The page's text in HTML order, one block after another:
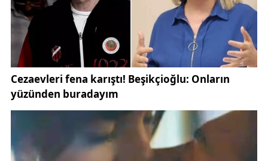
Güvence bedeline ilişkin uygulamalar da yeniden
düzenlendi. Mekanik sayaç kullanan abonelerden
güvence bedeli alınabilecek. Bu bedel peşin ya da
kredi kartına en az 6 eşit taksitle ve vade farkı
olmaksızın ödenebilecek.
Öte yandan ön ödemeli sayaç kullanıcıları,
ibadethaneler, cemevleri,
Diyanet İşleri Başkanlığı
bağlı Kur’an kursları, 5018 sayılı Kanun kapsamındaki
kamu idareleri (ticari tesisler hariç) ile sosyal yardım